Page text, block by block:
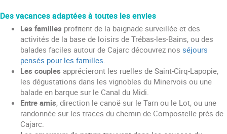
Des vacances adaptées à toutes les envies
Les familles profitent de la baignade surveillée et des
activités de la base de loisirs de Trébas-les-Bains, ou des
balades faciles autour de Cajarc découvrez nos séjours
pensés pour les familles.
Les couples apprécieront les ruelles de Saint-Cirq-Lapopie,
les dégustations dans les vignobles du Minervois ou une
balade en barque sur le Canal du Midi.
Entre amis, direction le canoë sur le Tarn ou le Lot, ou une
randonnée sur les traces du chemin de Compostelle près de
Cajarc.